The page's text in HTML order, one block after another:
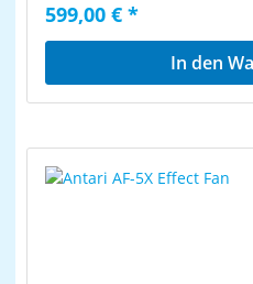
599,00 € *
In den